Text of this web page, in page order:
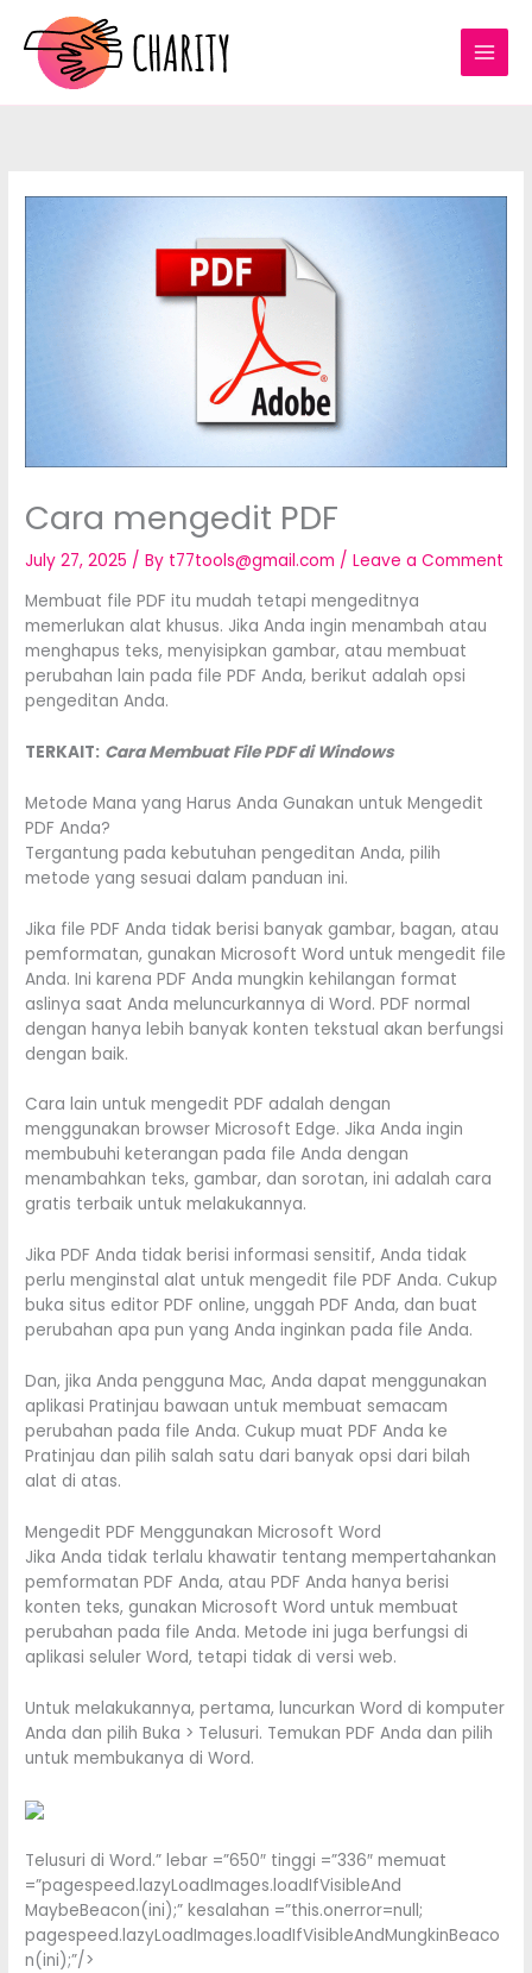
content
Cara mengedit PDF
July 27, 2025 / By t77tools@gmail.com /Leave a Comment
Membuat file PDF itu mudah tetapi mengeditnya
memerlukan alat khusus. Jika Anda ingin menambah atau
menghapus teks, menyisipkan gambar, atau membuat
perubahan lain pada file PDF Anda, berikut adalah opsi
pengeditan Anda.
TERKAIT: Cara Membuat File PDF di Windows
Metode Mana yang Harus Anda Gunakan untuk Mengedit
PDF Anda?
Tergantung pada kebutuhan pengeditan Anda, pilih
metode yang sesuai dalam panduan ini.
Jika file PDF Anda tidak berisi banyak gambar, bagan, atau
pemformatan, gunakan Microsoft Word untuk mengedit file
Anda. Ini karena PDF Anda mungkin kehilangan format
aslinya saat Anda meluncurkannya di Word. PDF normal
dengan hanya lebih banyak konten tekstual akan berfungsi
dengan baik.
Cara lain untuk mengedit PDF adalah dengan
menggunakan browser Microsoft Edge. Jika Anda ingin
membubuhi keterangan pada file Anda dengan
menambahkan teks, gambar, dan sorotan, ini adalah cara
gratis terbaik untuk melakukannya.
Jika PDF Anda tidak berisi informasi sensitif, Anda tidak
perlu menginstal alat untuk mengedit file PDF Anda. Cukup
buka situs editor PDF online, unggah PDF Anda, dan buat
perubahan apa pun yang Anda inginkan pada file Anda.
Dan, jika Anda pengguna Mac, Anda dapat menggunakan
aplikasi Pratinjau bawaan untuk membuat semacam
perubahan pada file Anda. Cukup muat PDF Anda ke
Pratinjau dan pilih salah satu dari banyak opsi dari bilah
alat di atas.
Mengedit PDF Menggunakan Microsoft Word
Jika Anda tidak terlalu khawatir tentang mempertahankan
pemformatan PDF Anda, atau PDF Anda hanya berisi
konten teks, gunakan Microsoft Word untuk membuat
perubahan pada file Anda. Metode ini juga berfungsi di
aplikasi seluler Word, tetapi tidak di versi web.
Untuk melakukannya, pertama, luncurkan Word di komputer
Anda dan pilih Buka > Telusuri. Temukan PDF Anda dan pilih
untuk membukanya di Word.
Telusuri di Word.” lebar =”650″ tinggi =”336″ memuat
=”pagespeed.lazyLoadImages.loadIfVisibleAnd
MaybeBeacon(ini);” kesalahan =”this.onerror=null;
pagespeed.lazyLoadImages.loadIfVisibleAndMungkinBeaco
n(ini);”/>